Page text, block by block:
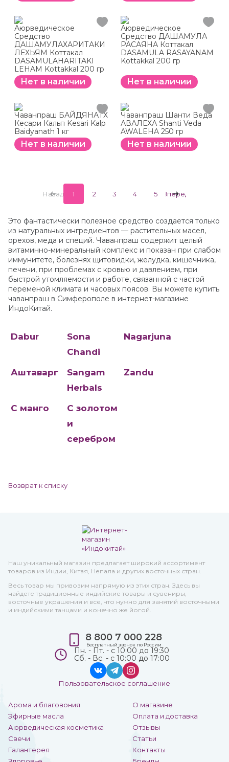
Аюрведическое
Средство
ДАШАМУЛАХАРИТАКИ
ЛЕХЬЯМ Коттакал
DASAMULAHARITAKI
LEHAM Kottakkal 200 гр
Нет в наличии
Аюрведическое
Средство ДАШАМУЛА
РАСАЯНА Коттакал
DASAMULA RASAYANAM
Kottakkal 200 гр
Нет в наличии
Чаванпраш БАЙДЯНАТХ
Кесари Кальп Kesari Kalp
Baidyanath 1 кг
Нет в наличии
Чаванпраш Шанти Веда
АВАЛЕХА Shanti Veda
AWALEHA 250 гр
Нет в наличии
Назад 1 2 3 4 5 Вперед
Это фантастически полезное средство создается только
из натуральных ингредиентов — растительных масел,
орехов, меда и специй. Чаванпраш содержит целый
витаминно-минеральный комплекс и показан при слабом
иммунитете, болезнях щитовидки, желудка, кишечника,
печени, при проблемах с кровью и давлением, при
быстрой утомляемости и работе, связанной с частой
переменой климата и часовых поясов. Вы можете купить
чаванпраш в Симферополе в интернет-магазине
ИндоКитай.
Dabur
Sona
Chandi
Nagarjuna
Аштаварг
Sangam
Herbals
Zandu
C манго
С золотом
и
серебром
Возврат к списку
Наш уникальный магазин предлагает широкий ассортимент
товаров из Индии, Китая, Непала и других восточных стран.
Весь товар мы привозим напрямую из этих стран. Здесь вы
найдете традиционные индийские товары и сувениры,
восточные украшения и все, что нужно для занятий восточными
и индийскими танцами и конечно же йогой.
Арома и благовония
Эфирные масла
Аюрведическая косметика
Свечи
Галантерея
О магазине
Оплата и доставка
Отзывы
Статьи
Контакты
8 800 7 000 228
Бесплатный звонок по России
Пн. - Пт. - с 10:00 до 19:30
Сб. - Вс. - с 10:00 до 17:00
Пользовательское соглашение